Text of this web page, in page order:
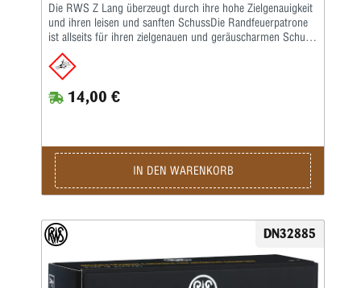
Die RWS Z Lang überzeugt durch ihre hohe Zielgenauigkeit
und ihren leisen und sanften SchussDie Randfeuerpatrone
ist allseits für ihren zielgenauen und geräuscharmen Schuss
bekannt. Der Schuss ist so leise, dass selbst das Schießen
im geschlossenen Raum ohne einen Gehörschutz möglich
ist. Aufgrund dieses Schussverhaltens und ihrer enormen
Zuverlässigkeit ist die RWS Z Lang unter Sportschützen
eine sehr beliebte Trainings- sowie Wettkampfmunition
Bleifrei: Nein • Waffentyp: Gewehr • Anwendungsgebiete:
Salonschießen (DK) / Königsschießen (Vogelschießen) /
Plinking
14,00 €
IN DEN WARENKORB
DN32885